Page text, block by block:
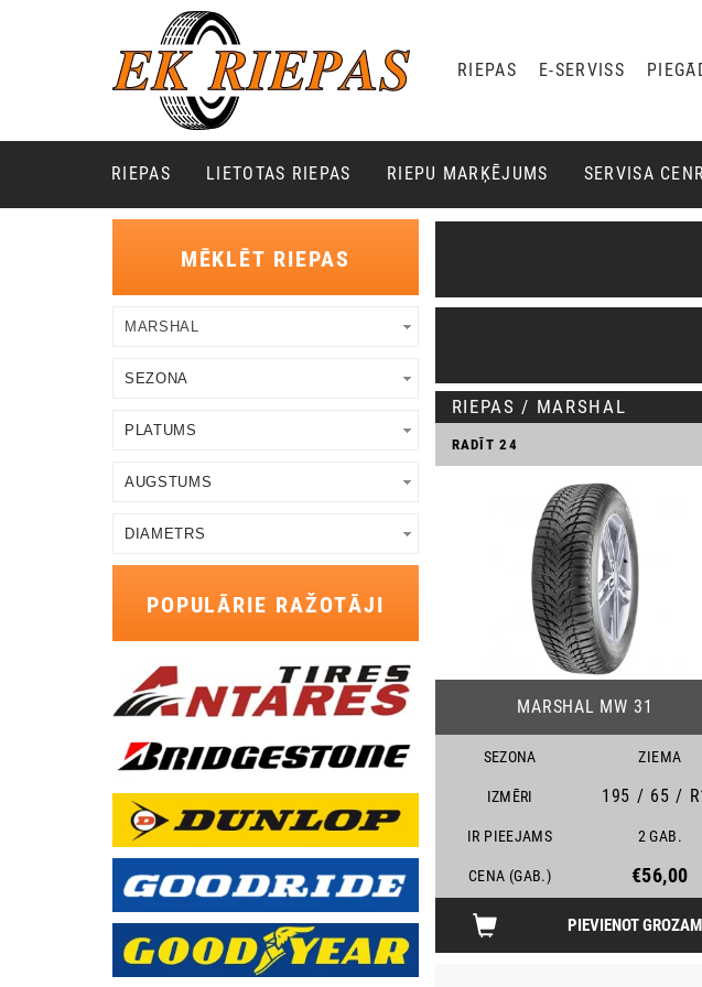
RIEPAS E-SERVISS
RIEPAS LIETOTAS RIEPAS RIEPU MARĶĒJUMS SERVISA
MĒKLĒT RIEPAS
POPULĀRIE RAŽOTĀJI
RIEPAS / MARSHAL
RADĪT24
MARSHAL MW 31
SEZONA ZIEMA
IZMĒRI 195 / 65 /
IR PIEEJAMS 2 GAB.
CENA (GAB.) €56,00
PIEVIENOT GROZAM